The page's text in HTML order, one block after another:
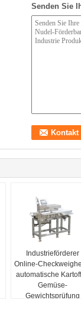
Senden Sie
Industrieförderer
Online-
automatische
Gemüse-
Gewichtsprüfung